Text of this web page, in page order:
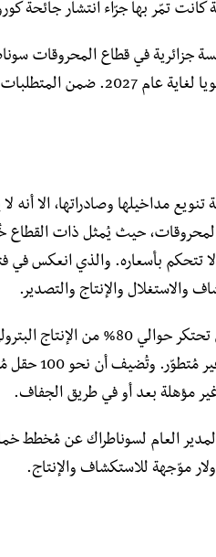
كانت تمّر بها جرّاء انتشار جائحة
جزائرية في قطاع المحروقات
بأكثر من 110 مليار مكعب سنويا
مداخيلها وصادراتها، الا أنه
المحروقات، حيث يُمثل ذات القطاع
تتحكم بأسعاره. والذي انعكس في
والاستغلال والإنتاج والتصدير.
سوناطراك وهي المؤسسة التي تحتكر
الجزائري
مؤهلة بعد أو في طريق الجفاف.